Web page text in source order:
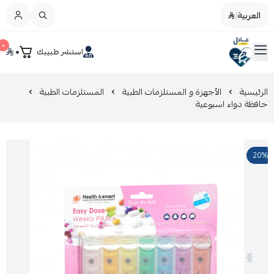
العربية|
صيدليات عادل استشر طبيبك ٠ ٠ القائمة الرئيسية
تخفيضات
عروض التوفير
العناية بالجمال
عرض الكل
مزيل طلاء الأظافر
العناية بالطفل و الأم
العناية اليومية
الرئيسية الأجهزة و المستلزمات الطبية المستلزمات الطبية
حافظة دواء اسبوعية
20%